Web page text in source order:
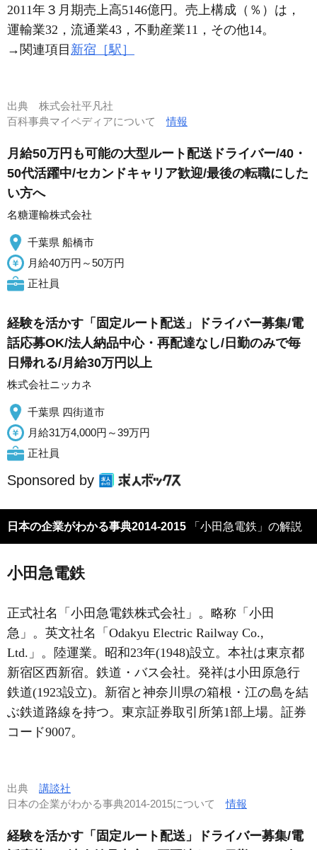
2011年３月期売上高5146億円。売上構成（％）は，
運輸業32，流通業43，不動産業11，その他14。
→関連項目 新宿［駅］
出典 株式会社平凡社
百科事典マイペディアについて情報
月給50万円も可能の大型ルート配送ドライバー/40・
50代活躍中/セカンドキャリア歓迎/最後の転職にした
い方へ
名糖運輸株式会社
千葉県 船橋市
月給40万円～50万円
正社員
経験を活かす「固定ルート配送」ドライバー募集/電
話応募OK/法人納品中心・再配達なし/日勤のみで毎
日帰れる/月給30万円以上
株式会社ニッカネ
千葉県 四街道市
月給31万4,000円～39万円
正社員
Sponsored by
日本の企業がわかる事典2014-2015 「小田急電鉄」の解説
小田急電鉄
正式社名「小田急電鉄株式会社」。略称「小田
急」。英文社名「Odakyu Electric Railway Co.,
Ltd.」。陸運業。昭和23年(1948)設立。本社は東京都
新宿区西新宿。鉄道・バス会社。発祥は小田原急行
鉄道(1923設立)。新宿と神奈川県の箱根・江の島を結
ぶ鉄道路線を持つ。東京証券取引所第1部上場。証券
コード9007。
出典 講談社
日本の企業がわかる事典2014-2015について情報
経験を活かす「固定ルート配送」ドライバー募集/電